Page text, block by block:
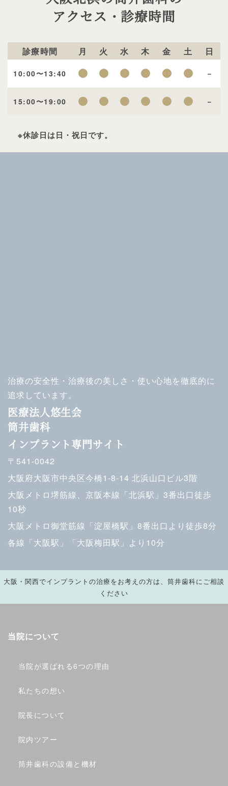
アクセス・診療時間
診療時間 月 火 水 木 金 土 日
10:00〜13:40 －
15:00〜19:00 －
※休診日は日・祝日です。
治療の安全性・治療後の美しさ・使い心地を徹底的に
追求しています。
医療法人悠生会
筒井歯科
インプラント専門サイト
〒541-0042
大阪府大阪市中央区今橋1-8-14 北浜山口ビル3階
大阪メトロ堺筋線、京阪本線「北浜駅」3番出口徒歩
10秒
大阪メトロ御堂筋線「淀屋橋駅」8番出口より徒歩8分
各線「大阪駅」「大阪梅田駅」より10分
大阪・関西でインプラントの治療をお考えの方は、筒井歯科にご相談
ください
当院について
当院が選ばれる6つの理由
私たちの想い
院長について
院内ツアー
筒井歯科の設備と機材